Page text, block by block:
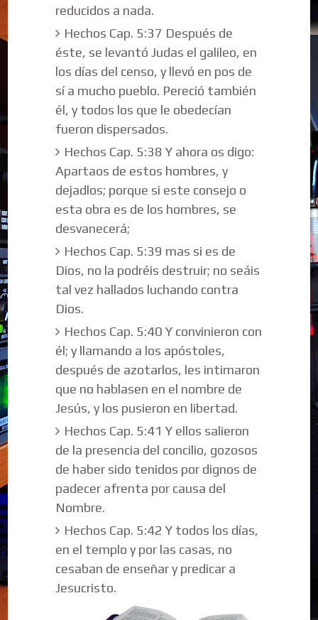
reducidos a nada.
Hechos Cap. 5:37 Después de
éste, se levantó Judas el galileo, en
los días del censo, y llevó en pos de
sí a mucho pueblo. Pereció también
él, y todos los que le obedecían
fueron dispersados.
Hechos Cap. 5:38 Y ahora os digo:
Apartaos de estos hombres, y
dejadlos; porque si este consejo o
esta obra es de los hombres, se
desvanecerá;
Hechos Cap. 5:39 mas si es de
Dios, no la podréis destruir; no seáis
tal vez hallados luchando contra
Dios.
Hechos Cap. 5:40 Y convinieron con
él; y llamando a los apóstoles,
después de azotarlos, les intimaron
que no hablasen en el nombre de
Jesús, y los pusieron en libertad.
Hechos Cap. 5:41 Y ellos salieron
de la presencia del concilio, gozosos
de haber sido tenidos por dignos de
padecer afrenta por causa del
Nombre.
Hechos Cap. 5:42 Y todos los días,
en el templo y por las casas, no
cesaban de enseñar y predicar a
Jesucristo.